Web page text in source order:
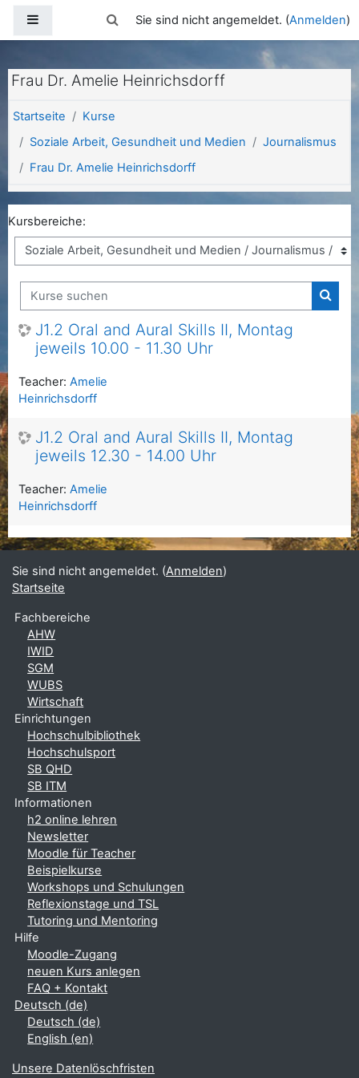
Website-ÜbersichtSucheingabe umschalten
Sie sind nicht angemeldet. (Anmelden)
Frau Dr. Amelie Heinrichsdorff
Startseite
Kurse
Soziale Arbeit, Gesundheit und Medien
Journalismus
Frau Dr. Amelie Heinrichsdorff
Kursbereiche:
Kurse suchen
J1.2 Oral and Aural Skills II, Montag
jeweils 10.00 - 11.30 Uhr
Teacher: Amelie
Heinrichsdorff
J1.2 Oral and Aural Skills II, Montag
jeweils 12.30 - 14.00 Uhr
Teacher: Amelie
Heinrichsdorff
Sie sind nicht angemeldet. (Anmelden)
Startseite
Fachbereiche
AHW
IWID
SGM
WUBS
Wirtschaft
Einrichtungen
Hochschulbibliothek
Hochschulsport
SB QHD
SB ITM
Informationen
h2 online lehren
Newsletter
Moodle für Teacher
Beispielkurse
Workshops und Schulungen
Reflexionstage und TSL
Tutoring und Mentoring
Hilfe
Moodle-Zugang
neuen Kurs anlegen
FAQ + Kontakt
Deutsch ‎(de)‎
Deutsch ‎(de)‎
English ‎(en)‎
Unsere Datenlöschfristen